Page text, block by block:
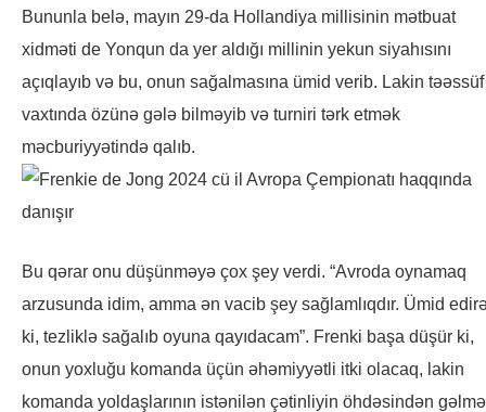
Bununla belə, mayın 29-da Hollandiya millisinin mətbuat
xidməti de Yonqun da yer aldığı millinin yekun siyahısını
açıqlayıb və bu, onun sağalmasına ümid verib. Lakin
vaxtında özünə gələ bilməyib və turniri tərk etmək
məcburiyyətində qalıb.
Bu qərar onu düşünməyə çox şey verdi. “Avroda oynamaq
arzusunda idim, amma ən vacib şey sağlamlıqdır. Ümid
ki, tezliklə sağalıb oyuna qayıdacam”. Frenki başa düşür ki,
onun yoxluğu komanda üçün əhəmiyyətli itki olacaq, lakin
komanda yoldaşlarının istənilən çətinliyin öhdəsindən